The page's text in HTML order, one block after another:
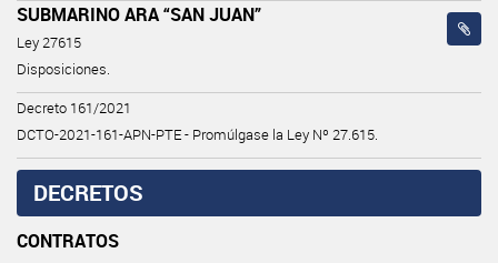
SUBMARINO ARA “SAN JUAN”
Ley 27615
Disposiciones.
Decreto 161/2021
DCTO-2021-161-APN-PTE - Promúlgase la Ley Nº 27.615.
DECRETOS
CONTRATOS